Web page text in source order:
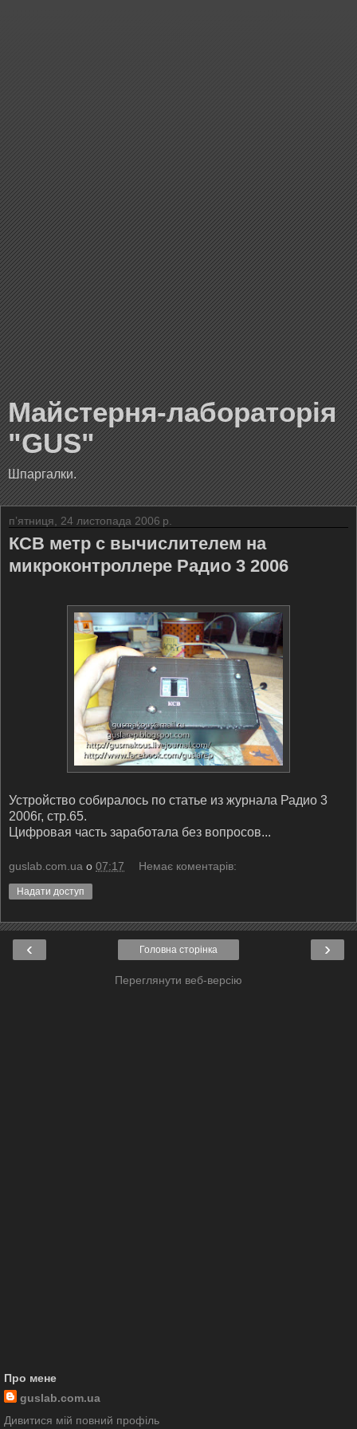
Майстерня-лабораторія
"GUS"
Шпаргалки.
пʼятниця, 24 листопада 2006 р.
КСВ метр с вычислителем на
микроконтроллере Радио 3 2006
Устройство собиралось по статье из журнала Радио 3
2006г, стр.65.
Цифровая часть заработала без вопросов...
guslab.com.ua о 07:17 Немає коментарів:
Надати доступ
‹ ›
Головна сторінка
Переглянути веб-версію
Про мене
guslab.com.ua
Дивитися мій повний профіль